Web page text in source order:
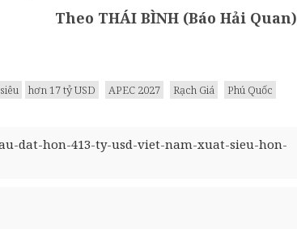
Theo THÁI BÌNH (Báo Hải Quan)
hơn 17 tỷ USD APEC 2027 Rạch Giá
Phú Quốc
dat-hon-413-ty-usd-viet-nam-xuat-sieu-hon-